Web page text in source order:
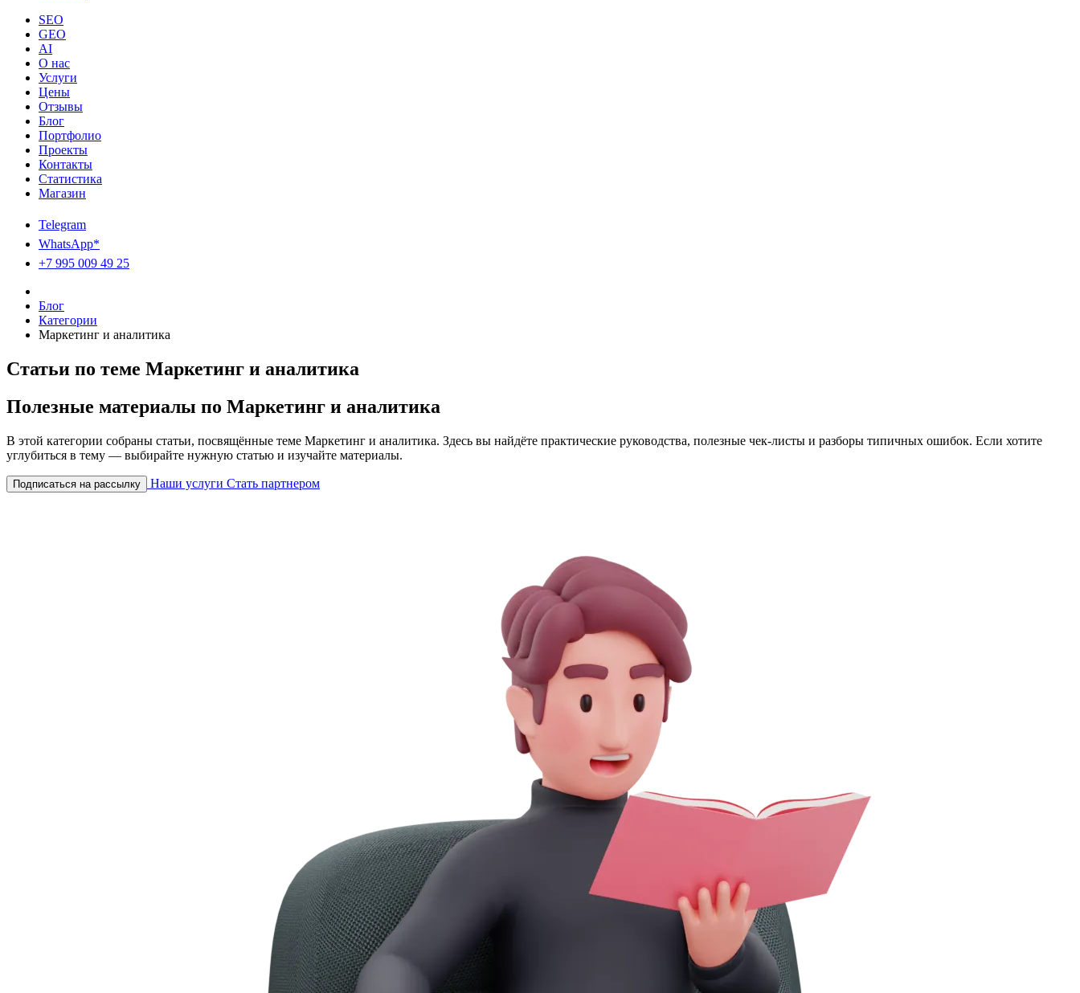
SEO
GEO
AI
О нас
Услуги
Цены
Отзывы
Блог
Портфолио
Проекты
Контакты
Статистика
Магазин
Telegram
WhatsApp*
+7 995 009 49 25
Блог
Категории
Маркетинг и аналитика
Статьи по теме Маркетинг и аналитика
Полезные материалы по Маркетинг и аналитика
В этой категории собраны статьи, посвящённые теме Маркетинг и аналитика. Здесь вы найдёте практические руководства, полезные чек-листы и разборы типичных ошибок. Если хотите
углубиться в тему — выбирайте нужную статью и изучайте материалы.
Подписаться на рассылку Наши услуги Стать партнером